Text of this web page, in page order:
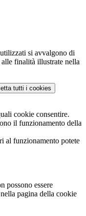
si avvalgono di
finalità illustrate nella
tutti i cookies
cookie consentire.
il funzionamento della
al funzionamento potete
possono essere
pagina della cookie